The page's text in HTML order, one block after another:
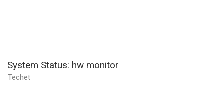
System Status: hw monitor
Techet